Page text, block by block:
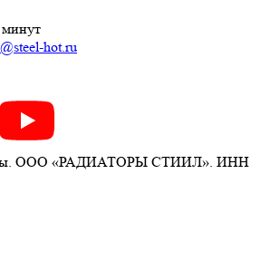
минут
hot.ru
ООО «РАДИАТОРЫ СТИИЛ». ИНН